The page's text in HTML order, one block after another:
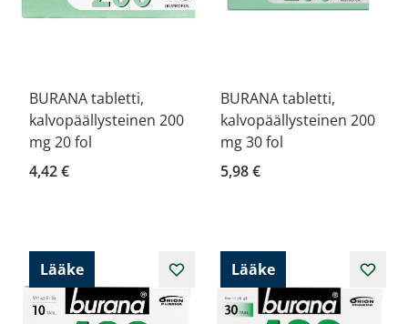
BURANA tabletti,
kalvopäällysteinen 200
mg 20 fol
4,42 €
BURANA tabletti,
kalvopäällysteinen 200
mg 30 fol
5,98 €
Lääke Lääke